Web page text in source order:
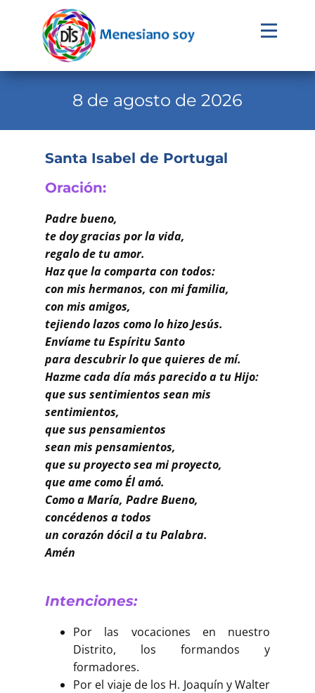
Evangelio
Pastoral Vocacional
Recursos
Contacto
Buscar
8 de agosto de 2026
Santa Isabel de Portugal
Oración:
Padre bueno,
te doy gracias por la vida,
regalo de tu amor.
Haz que la comparta con todos:
con mis hermanos, con mi familia,
con mis amigos,
tejiendo lazos como lo hizo Jesús.
Envíame tu Espíritu Santo
para descubrir lo que quieres de mí.
Hazme cada día más parecido a tu Hijo:
que sus sentimientos sean mis
sentimientos,
que sus pensamientos
sean mis pensamientos,
que su proyecto sea mi proyecto,
que ame como Él amó.
Como a María, Padre Bueno,
concédenos a todos
un corazón dócil a tu Palabra.
Amén
Intenciones:
Por las vocaciones en nuestro
Distrito, los formandos y
formadores.
Por el viaje de los H. Joaquín y Walter